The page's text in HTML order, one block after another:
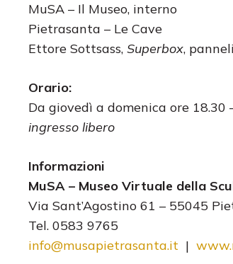
MuSA – Il Museo, interno
Pietrasanta – Le Cave
Ettore Sottsass, Superbox,
Orario:
Da giovedì a domenica ore 18.30
ingresso libero
Informazioni
MuSA – Museo Virtuale della
Via Sant’Agostino 61 – 55045
Tel. 0583 9765
info@musapietrasanta.it |